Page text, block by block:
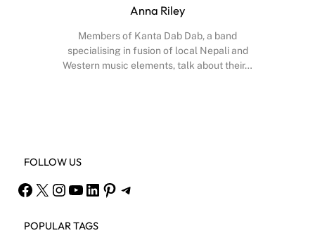
Anna Riley
Members of Kanta Dab Dab, a band
specialising in fusion of local Nepali and
Western music elements, talk about their…
FOLLOW US
Facebook X Instagram YouTube LinkedIn Pinterest Telegram
POPULAR TAGS